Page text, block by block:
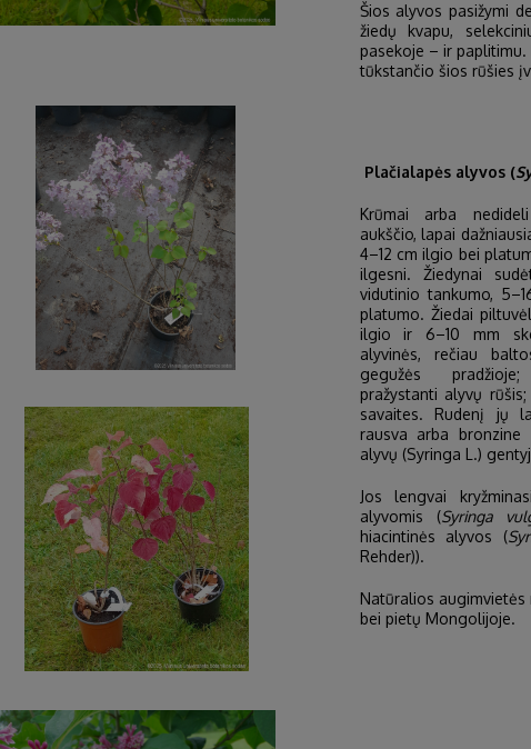
Šios alyvos pasižymi
žiedų kvapu,
pasekoje – ir
tūkstančio šios rūšies
Plačialapės alyvos (
Krūmai arba
aukščio, lapai
4–12 cm ilgio bei
ilgesni. Žiedynai
vidutinio tankumo,
platumo. Žiedai
ilgio ir 6–10 mm
alyvinės, rečiau
gegužės
pražystanti alyvų
savaites. Rudenį jų
rausva arba
alyvų (Syringa L.)
Jos lengvai
alyvomis (Syringa
hiacintinės alyvos (
Rehder)).
Natūralios augimvietės
bei pietų Mongolijoje.